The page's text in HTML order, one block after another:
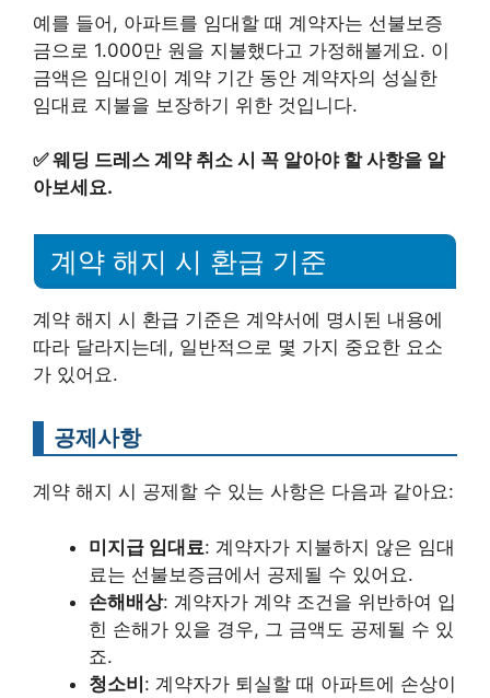
예를 들어, 아파트를 임대할 때 계약자는 선불보증
금으로 1.000만 원을 지불했다고 가정해볼게요. 이
금액은 임대인이 계약 기간 동안 계약자의 성실한
임대료 지불을 보장하기 위한 것입니다.
✅웨딩 드레스 계약 취소 시 꼭 알아야 할 사항을 알
아보세요.
계약 해지 시 환급 기준
계약 해지 시 환급 기준은 계약서에 명시된 내용에
따라 달라지는데, 일반적으로 몇 가지 중요한 요소
가 있어요.
공제사항
계약 해지 시 공제할 수 있는 사항은 다음과 같아요:
미지급 임대료: 계약자가 지불하지 않은 임대
료는 선불보증금에서 공제될 수 있어요.
손해배상: 계약자가 계약 조건을 위반하여 입
힌 손해가 있을 경우, 그 금액도 공제될 수 있
죠.
청소비: 계약자가 퇴실할 때 아파트에 손상이